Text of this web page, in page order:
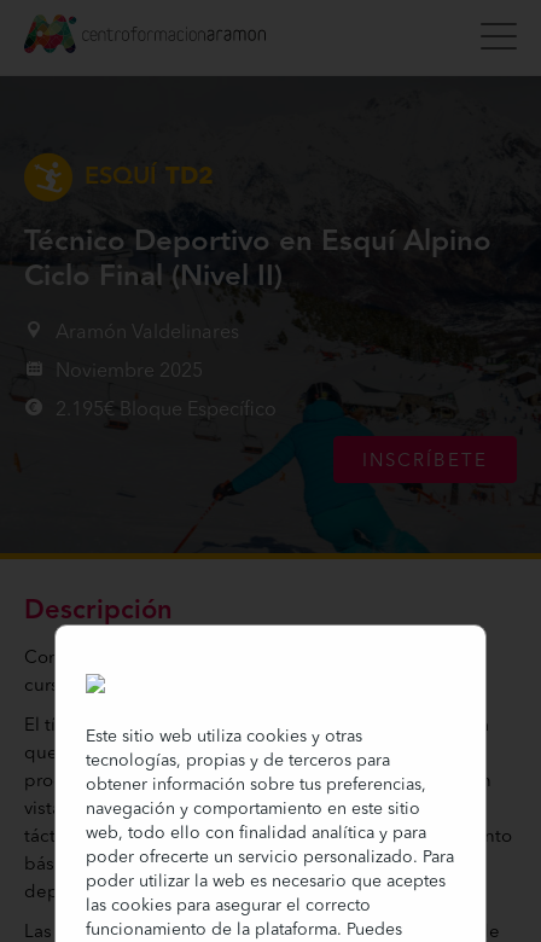
ESQUÍ TD2
Técnico Deportivo en Esquí Alpino
Ciclo Final (Nivel II)
Aramón Valdelinares
Noviembre 2025
2.195€ Bloque Específico
INSCRÍBETE
Descripción
Consulta las fechas de celebración de los bloques del
curso desde la
El título de Técnico Deportivo en Esquí Alpino acredita
que su titular posee las competencias necesarias para
programar y efectuar la enseñanza del esquí alpino con
vistas al perfeccionamiento de la ejecución técnica y
táctica del deportista, así como efectuar el entrenamiento
básico de deportistas y equipos de esta modalidad
deportiva.
Las enseñanzas mínimas que comprenden los cursos de
Este sitio web utiliza cookies y otras
tecnologías, propias y de terceros para
obtener información sobre tus preferencias,
navegación y comportamiento en este sitio
web, todo ello con finalidad analítica y para
poder ofrecerte un servicio personalizado. Para
poder utilizar la web es necesario que aceptes
las cookies para asegurar el correcto
funcionamiento de la plataforma. Puedes